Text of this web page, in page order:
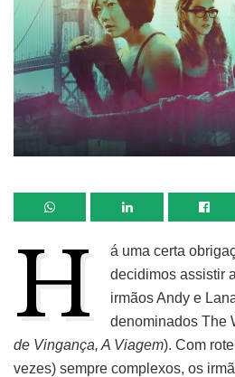
H
á uma certa
decidimos assistir
irmãos Andy e
denominados The
de Vingança, A Viagem). Com
vezes) sempre complexos, os